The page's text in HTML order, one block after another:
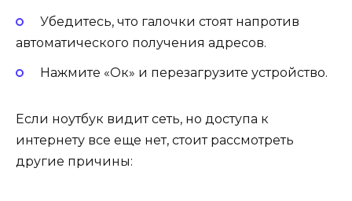
Убедитесь, что галочки стоят напротив
автоматического получения адресов.
Нажмите «Ок» и перезагрузите устройство.
Если ноутбук видит сеть, но доступа к
интернету все еще нет, стоит рассмотреть
другие причины: